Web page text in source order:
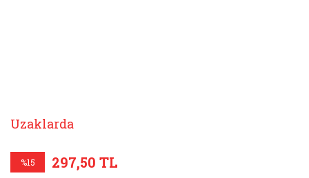
Uzaklarda
%15 297,50 TL